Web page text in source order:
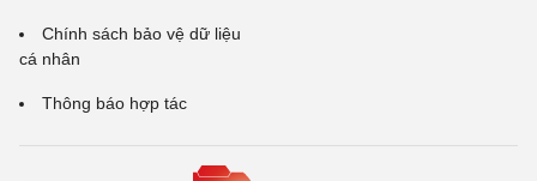
Chính sách bảo vệ dữ liệu
cá nhân
Thông báo hợp tác